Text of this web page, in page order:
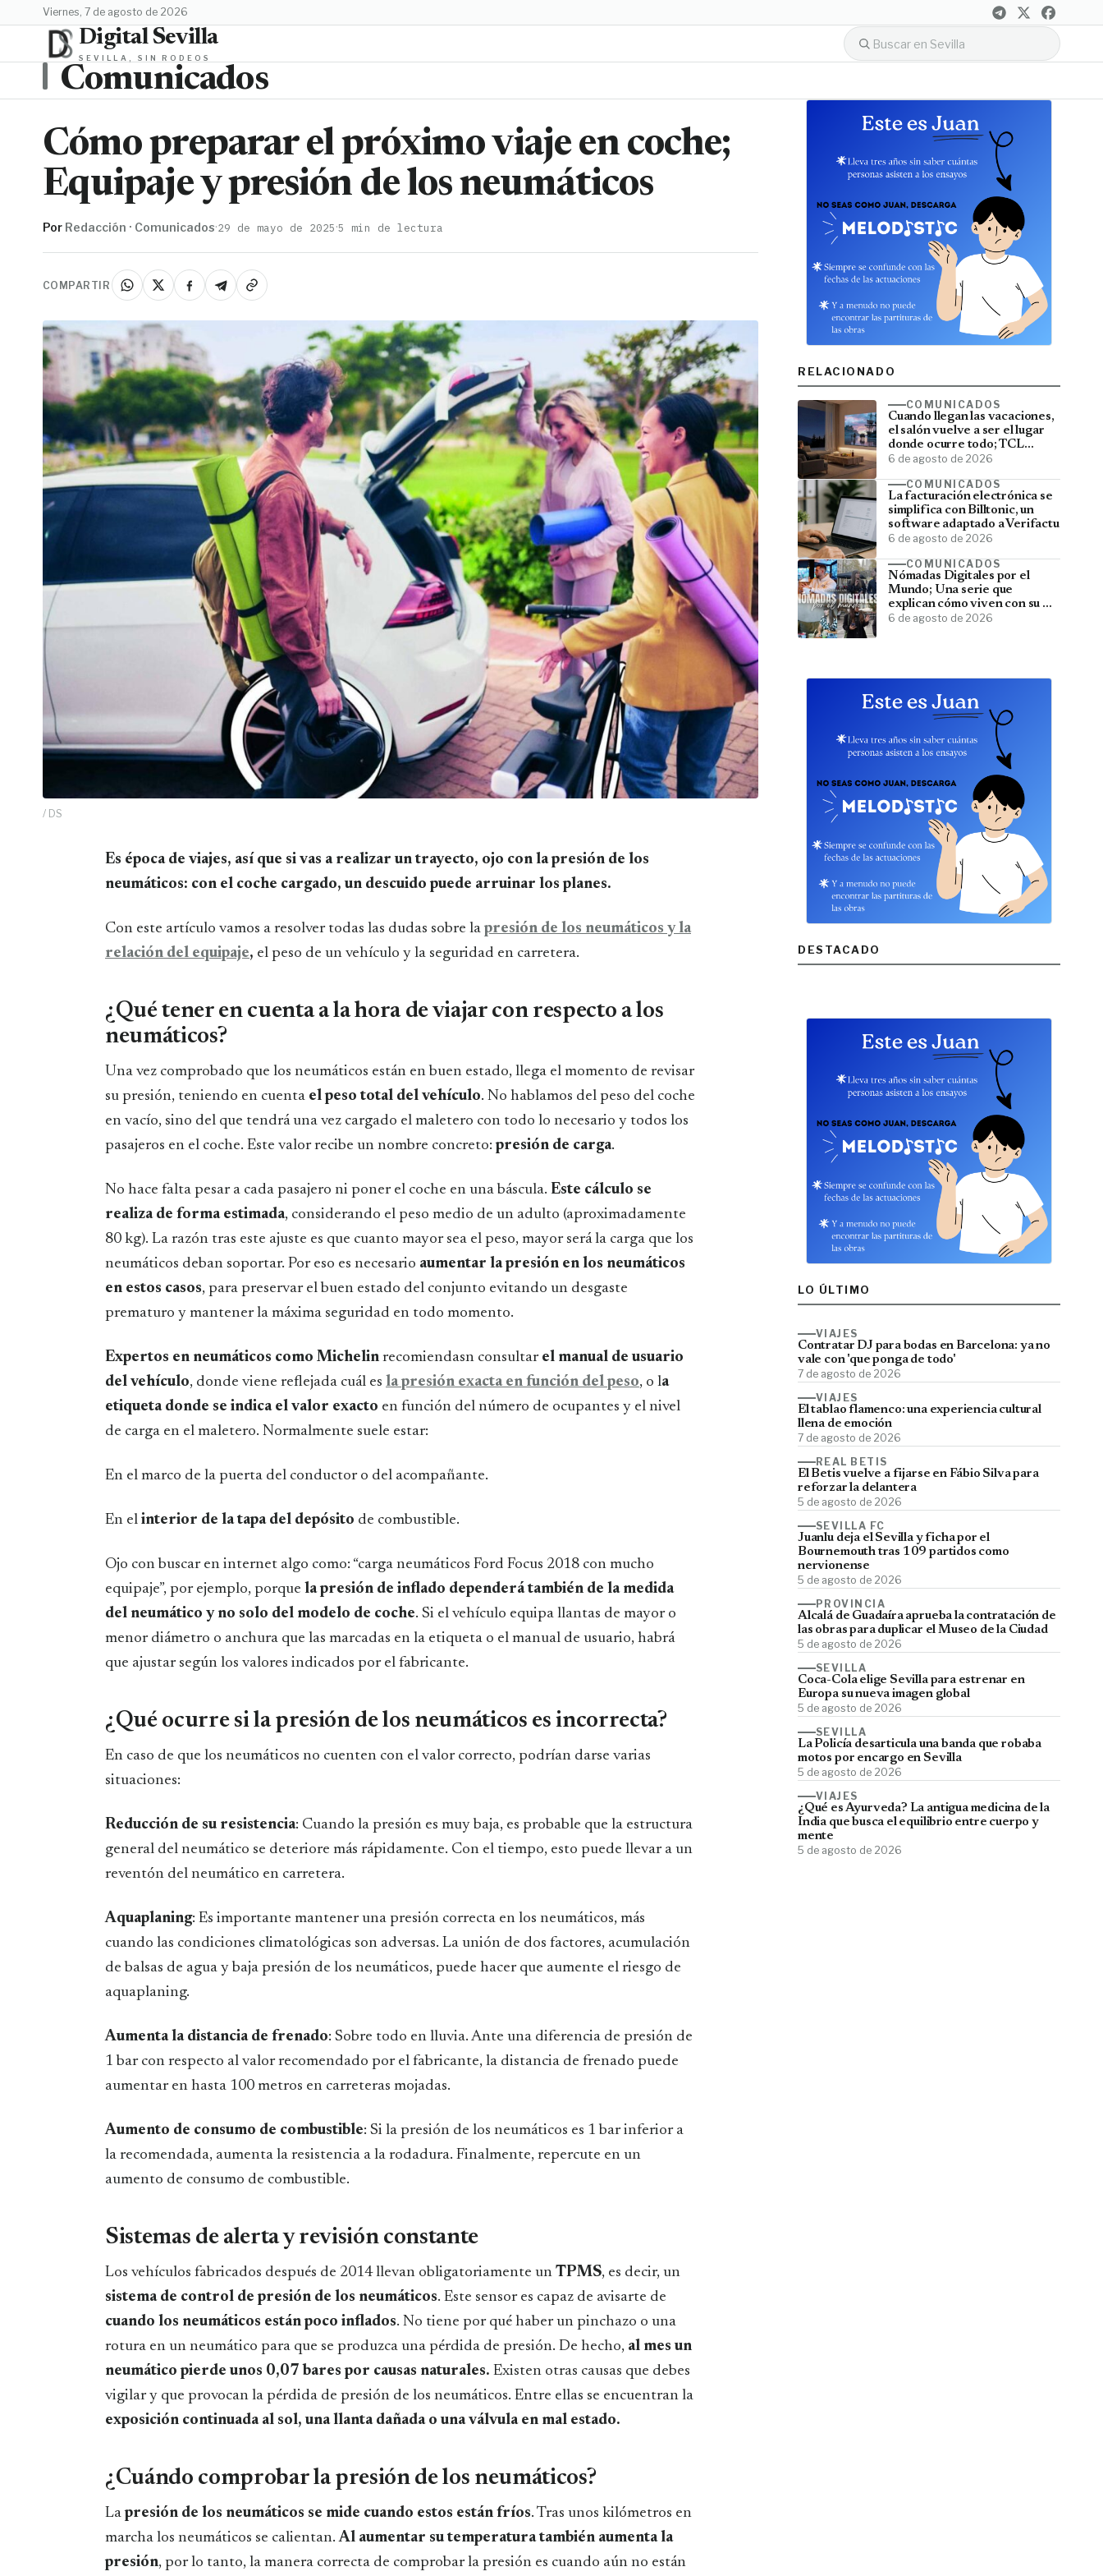
viernes, 7 de agosto de 2026
Digital Sevilla
SEVILLA, SIN RODEOS
Comunicados
Cómo preparar el próximo viaje en coche;
Equipaje y presión de los neumáticos
Por Redacción · Comunicados·29 de mayo de 2025·5 min de lectura
COMPARTIR
/ DS
Es época de viajes, así que si vas a realizar un trayecto, ojo con la presión de los
neumáticos: con el coche cargado, un descuido puede arruinar los planes.
Con este artículo vamos a resolver todas las dudas sobre la presión de los neumáticos y la
relación del equipaje, el peso de un vehículo y la seguridad en carretera.
¿Qué tener en cuenta a la hora de viajar con respecto a los
neumáticos?
Una vez comprobado que los neumáticos están en buen estado, llega el momento de revisar
su presión, teniendo en cuenta el peso total del vehículo. No hablamos del peso del coche
en vacío, sino del que tendrá una vez cargado el maletero con todo lo necesario y todos los
pasajeros en el coche. Este valor recibe un nombre concreto:presión de carga.
No hace falta pesar a cada pasajero ni poner el coche en una báscula. Este cálculo se
realiza de forma estimada, considerando el peso medio de un adulto (aproximadamente
80 kg). La razón tras este ajuste es que cuanto mayor sea el peso, mayor será la carga que los
neumáticos deban soportar. Por eso es necesario aumentar la presión en los neumáticos
en estos casos, para preservar el buen estado del conjunto evitando un desgaste
prematuro y mantener la máxima seguridad en todo momento.
Expertos en neumáticos como Michelin recomiendasn consultarel manual de usuario
del vehículo, donde viene reflejada cuál es la presión exacta en función del peso, o la
etiqueta donde se indica el valor exacto en función del número de ocupantes y el nivel
de carga en el maletero. Normalmente suele estar:
En el marco de la puerta del conductor o del acompañante.
En el interior de la tapa del depósito de combustible.
Ojo con buscar en internet algo como: “carga neumáticos Ford Focus 2018 con mucho
equipaje”, por ejemplo, porque la presión de inflado dependerá también de la medida
del neumático y no solo del modelo de coche. Si el vehículo equipa llantas de mayor o
menor diámetro o anchura que las marcadas en la etiqueta o el manual de usuario, habrá
que ajustar según los valores indicados por el fabricante.
¿Qué ocurre si la presión de los neumáticos es incorrecta?
En caso de que los neumáticos no cuenten con el valor correcto, podrían darse varias
situaciones:
Reducción de su resistencia: Cuando la presión es muy baja, es probable que la estructura
general del neumático se deteriore más rápidamente. Con el tiempo, esto puede llevar a un
reventón del neumático en carretera.
Aquaplaning: Es importante mantener una presión correcta en los neumáticos, más
cuando las condiciones climatológicas son adversas. La unión de dos factores, acumulación
de balsas de agua y baja presión de los neumáticos, puede hacer que aumente el riesgo de
aquaplaning.
Aumenta la distancia de frenado: Sobre todo en lluvia. Ante una diferencia de presión de
1 bar con respecto al valor recomendado por el fabricante, la distancia de frenado puede
aumentar en hasta 100 metros en carreteras mojadas.
Aumento de consumo de combustible: Si la presión de los neumáticos es 1 bar inferior a
la recomendada, aumenta la resistencia a la rodadura. Finalmente, repercute en un
aumento de consumo de combustible.
Sistemas de alerta y revisión constante
Los vehículos fabricados después de 2014 llevan obligatoriamente un TPMS, es decir, un
sistema de control de presión de los neumáticos. Este sensor es capaz de avisarte de
cuando los neumáticos están poco inflados. No tiene por qué haber un pinchazo o una
rotura en un neumático para que se produzca una pérdida de presión. De hecho, al mes un
neumático pierde unos 0,07 bares por causas naturales. Existen otras causas que debes
vigilar y que provocan la pérdida de presión de los neumáticos. Entre ellas se encuentran la
exposición continuada al sol, una llanta dañada o una válvula en mal estado.
¿Cuándo comprobar la presión de los neumáticos?
Lapresión de los neumáticos se mide cuando estos están fríos. Tras unos kilómetros en
marcha los neumáticos se calientan.Al aumentar su temperatura también aumenta la
presión, por lo tanto, la manera correcta de comprobar la presión es cuando aún no están
RELACIONADO
COMUNICADOS
Cuando llegan las vacaciones,
el salón vuelve a ser el lugar
donde ocurre todo; TCL
convierte el televisor en el
6 de agosto de 2026
COMUNICADOS
La facturación electrónica se
simplifica con Billtonic, un
software adaptado a Verifactu
6 de agosto de 2026
COMUNICADOS
Nómadas Digitales por el
Mundo; Una serie que
explican cómo viven con su PC
y viajan por el mundo
6 de agosto de 2026
DESTACADO
LO ÚLTIMO
VIAJES
Contratar DJ para bodas en Barcelona: ya no
vale con 'que ponga de todo'
7 de agosto de 2026
VIAJES
El tablao flamenco: una experiencia cultural
llena de emoción
7 de agosto de 2026
REAL BETIS
El Betis vuelve a fijarse en Fábio Silva para
reforzar la delantera
5 de agosto de 2026
SEVILLA FC
Juanlu deja el Sevilla y ficha por el
Bournemouth tras 109 partidos como
nervionense
5 de agosto de 2026
PROVINCIA
Alcalá de Guadaíra aprueba la contratación de
las obras para duplicar el Museo de la Ciudad
5 de agosto de 2026
SEVILLA
Coca-Cola elige Sevilla para estrenar en
Europa su nueva imagen global
5 de agosto de 2026
SEVILLA
La Policía desarticula una banda que robaba
motos por encargo en Sevilla
5 de agosto de 2026
VIAJES
¿Qué es Ayurveda? La antigua medicina de la
India que busca el equilibrio entre cuerpo y
mente
5 de agosto de 2026